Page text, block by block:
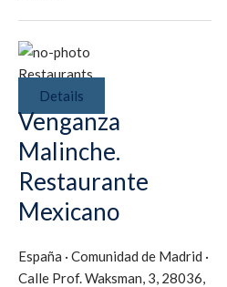
Restaurants
Details
Venganza
Malinche.
Restaurante
Mexicano
España · Comunidad de Madrid ·
Calle Prof. Waksman, 3, 28036,